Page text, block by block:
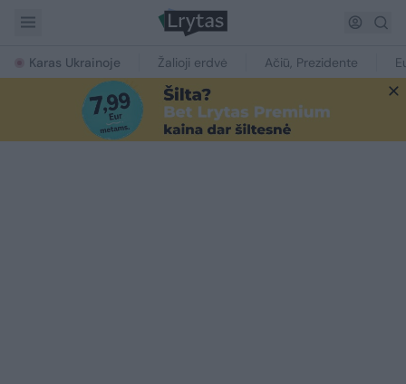
Karas Ukrainoje Žalioji erdvė Ačiū, Prezidente